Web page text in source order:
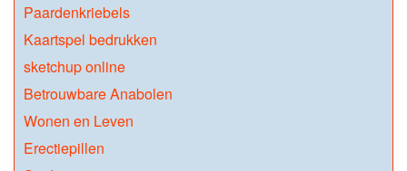
Paardenkriebels
Kaartspel bedrukken
sketchup online
Betrouwbare Anabolen
Wonen en Leven
Erectiepillen